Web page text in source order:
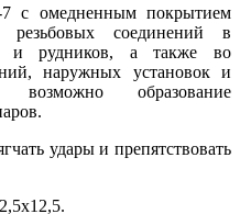
с омедненным покрытием
резьбовых соединений в
и рудников, а также во
наружных установок и
образование
удары и препятствовать